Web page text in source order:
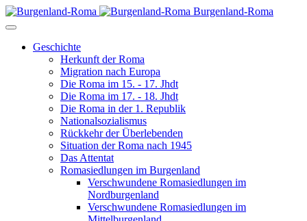
Burgenland-Roma
Geschichte
Herkunft der Roma
Migration nach Europa
Die Roma im 15. - 17. Jhdt
Die Roma im 17. - 18. Jhdt
Die Roma in der 1. Republik
Nationalsozialismus
Rückkehr der Überlebenden
Situation der Roma nach 1945
Das Attentat
Romasiedlungen im Burgenland
Verschwundene Romasiedlungen im
Nordburgenland
Verschwundene Romasiedlungen im